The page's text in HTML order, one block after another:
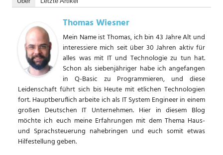
Thomas Wiesner
Mein Name ist Thomas, ich bin 43 Jahre Alt und
interessiere mich seit über 30 Jahren aktiv für
alles was mit IT und Technologie zu tun hat.
Schon als siebenjähriger habe ich angefangen
in Q-Basic zu Programmieren, und diese
Leidenschaft führt sich bis Heute mit etlichen Technologien
fort. Hauptberuflich arbeite ich als IT System Engineer in einem
großen Deutschen IT Unternehmen. Hier in diesem Blog
möchte ich euch meine Erfahrungen mit dem Thema Haus-
und Sprachsteuerung nahebringen und euch somit etwas
Hilfestellung geben.